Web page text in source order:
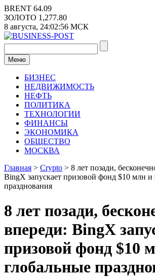
Перейти
к
содержимому
BRENT 64.09
ЗОЛОТО 1,277.80
8 августа, 24:02:56 МСК
Меню
БИЗНЕС
НЕДВИЖИМОСТЬ
НЕФТЬ
ПОЛИТИКА
ТЕХНОЛОГИИ
ФИНАНСЫ
ЭКОНОМИКА
ОБЩЕСТВО
МОСКВА
Главная > Crypto > 8 лет позади,
BingX запускает призовой фонд $10 млн и
празднования
8 лет позади,
впереди: BingX
призовой фонд $10
глобальные